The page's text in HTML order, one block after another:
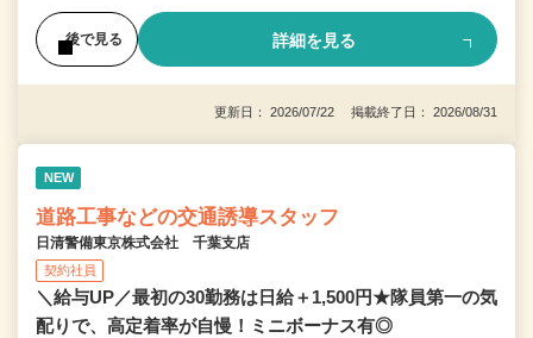
後で見る 詳細を見る
更新日： 2026/07/22 掲載終了日： 2026/08/31
NEW
道路工事などの交通誘導スタッフ
日清警備東京株式会社 千葉支店
契約社員
＼給与UP／最初の30勤務は日給＋1,500円★隊員第一の気
配りで、高定着率が自慢！ミニボーナス有◎